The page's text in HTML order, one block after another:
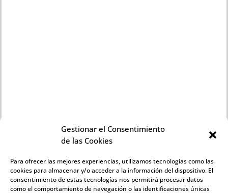
Gestionar el Consentimiento
de las Cookies
Para ofrecer las mejores experiencias, utilizamos tecnologías como las
cookies para almacenar y/o acceder a la información del dispositivo. El
consentimiento de estas tecnologías nos permitirá procesar datos
como el comportamiento de navegación o las identificaciones únicas
INFORMACIÓN LEGAL
Aviso legal